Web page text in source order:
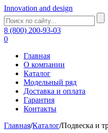
Innovation and design
8 (800) 200-93-03
0
Главная
О компании
Каталог
Модельный ряд
Доставка и оплата
Гарантия
Контакты
Главная/Каталог/Подвеска и